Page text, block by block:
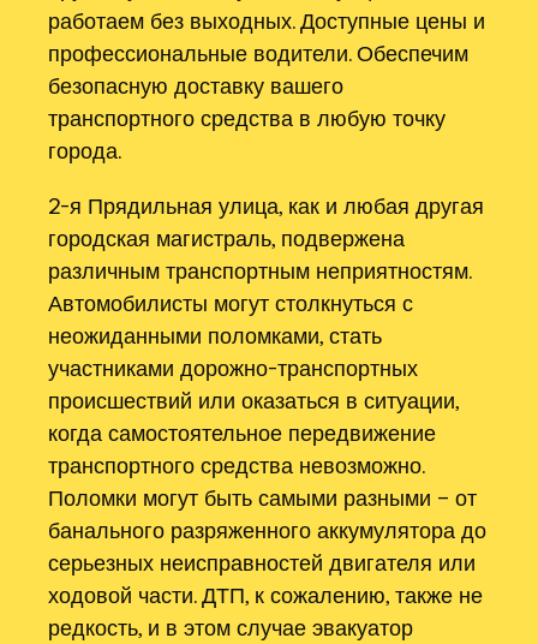
работаем без выходных. Доступные цены и
профессиональные водители. Обеспечим
безопасную доставку вашего
транспортного средства в любую точку
города.
2-я Прядильная улица, как и любая другая
городская магистраль, подвержена
различным транспортным неприятностям.
Автомобилисты могут столкнуться с
неожиданными поломками, стать
участниками дорожно-транспортных
происшествий или оказаться в ситуации,
когда самостоятельное передвижение
транспортного средства невозможно.
Поломки могут быть самыми разными – от
банального разряженного аккумулятора до
серьезных неисправностей двигателя или
ходовой части. ДТП, к сожалению, также не
редкость, и в этом случае эвакуатор